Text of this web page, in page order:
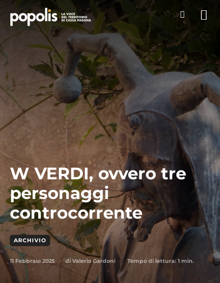
W VERDI, ovvero tre
personaggi
controcorrente
ARCHIVIO
11 Febbraio 2025 di Valerio Gardoni Tempo di lettura: 1 min.